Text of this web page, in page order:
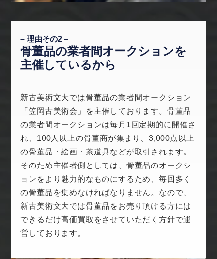
– 理由その2 –
骨董品の業者間オークションを
主催しているから
新古美術文大では骨董品の業者間オークション
「笠岡古美術会」を主催しております。骨董品
の業者間オークションは毎月1回定期的に開催さ
れ、100人以上の骨董商が集まり、3,000点以上
の骨董品・絵画・茶道具などが取引されます。
そのため主催者側としては、骨董品のオークシ
ョンをより魅力的なものにするため、毎回多く
の骨董品を集めなければなりません。なので、
新古美術文大では骨董品をお売り頂ける方には
できるだけ高価買取をさせていただく方針で運
営しております。